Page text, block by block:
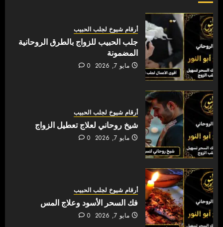
أرقام شيوخ لجلب الحبيب
جلب الحبيب للزواج بالطرق الروحانية
المضمونة
مايو 7, 2026 0
أرقام شيوخ لجلب الحبيب
شيخ روحاني لعلاج تعطيل الزواج
مايو 7, 2026 0
أرقام شيوخ لجلب الحبيب
فك السحر الأسود وعلاج المس
مايو 7, 2026 0